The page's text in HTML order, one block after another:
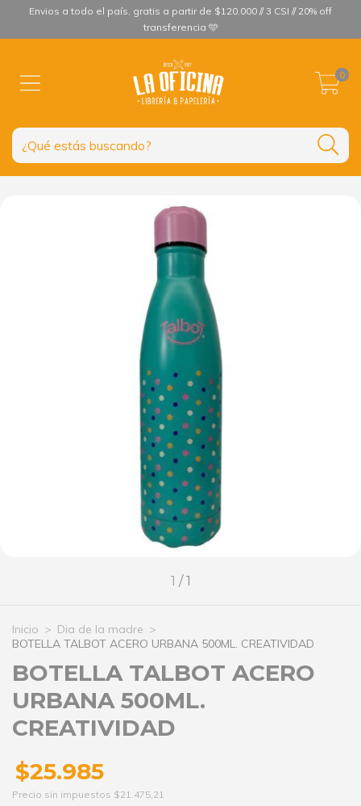
Envios a todo el país, gratis a partir de $120.000 // 3 CSI // 20% off
transferencia 🩵
0
1 /1
Inicio > Dia de la madre >
BOTELLA TALBOT ACERO URBANA 500ML. CREATIVIDAD
BOTELLA TALBOT ACERO
URBANA 500ML.
CREATIVIDAD
$25.985
Precio sin impuestos $21.475,21